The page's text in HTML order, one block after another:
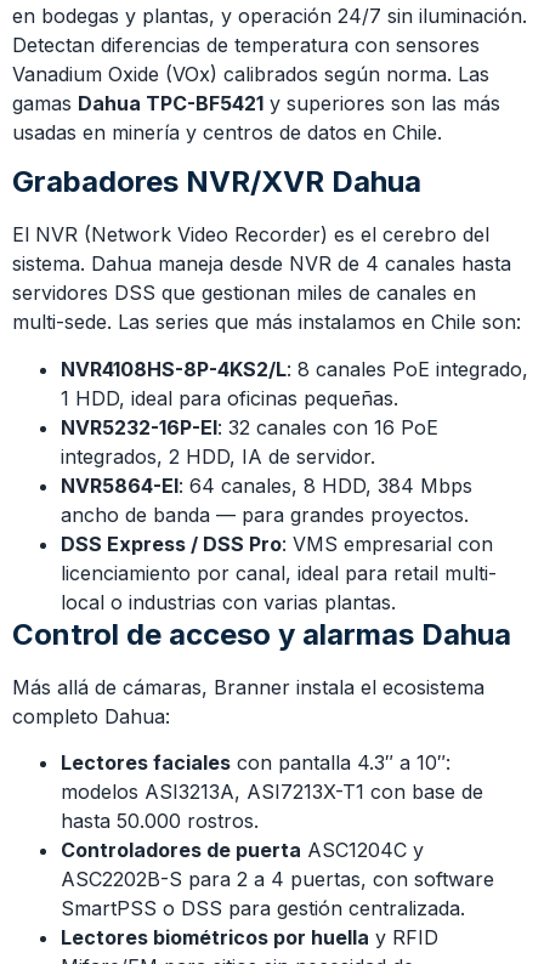
en bodegas y plantas, y operación 24/7 sin iluminación.
Detectan diferencias de temperatura con sensores
Vanadium Oxide (VOx) calibrados según norma. Las
gamas Dahua TPC-BF5421 y superiores son las más
usadas en minería y centros de datos en Chile.
Grabadores NVR/XVR Dahua
El NVR (Network Video Recorder) es el cerebro del
sistema. Dahua maneja desde NVR de 4 canales hasta
servidores DSS que gestionan miles de canales en
multi-sede. Las series que más instalamos en Chile son:
NVR4108HS-8P-4KS2/L: 8 canales PoE integrado,
1 HDD, ideal para oficinas pequeñas.
NVR5232-16P-EI: 32 canales con 16 PoE
integrados, 2 HDD, IA de servidor.
NVR5864-EI: 64 canales, 8 HDD, 384 Mbps
ancho de banda — para grandes proyectos.
DSS Express / DSS Pro: VMS empresarial con
licenciamiento por canal, ideal para retail multi-
local o industrias con varias plantas.
Control de acceso y alarmas Dahua
Más allá de cámaras, Branner instala el ecosistema
completo Dahua:
Lectores faciales con pantalla 4.3″ a 10″:
modelos ASI3213A, ASI7213X-T1 con base de
hasta 50.000 rostros.
Controladores de puerta ASC1204C y
ASC2202B-S para 2 a 4 puertas, con software
SmartPSS o DSS para gestión centralizada.
Lectores biométricos por huella y RFID